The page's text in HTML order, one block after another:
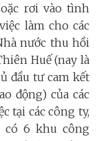
rơi vào tình
làm cho các
nước thu hồi
Huế (nay là
đầu tư cam kết
động) của các
tại các công ty,
có 6 khu công